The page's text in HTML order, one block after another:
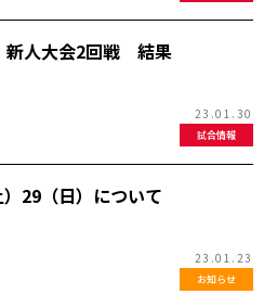
試合情報
23.01.30
人大会2回戦 結果
お知らせ
23.01.23
29（日）について